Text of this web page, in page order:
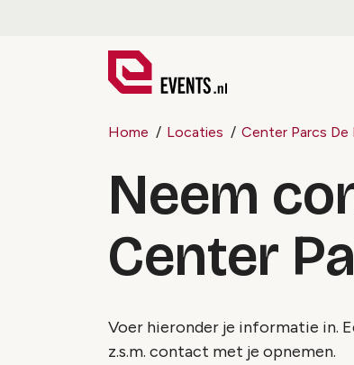
Home Locaties Center Parcs De
Neem
Center
Voer hieronder je informatie in.
z.s.m. contact met je opnemen.